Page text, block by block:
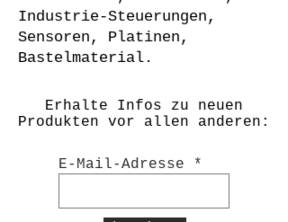
Industrie-Steuerungen,
Sensoren, Platinen,
Bastelmaterial.
Erhalte Infos zu neuen
Produkten vor allen anderen:
E-Mail-Adresse